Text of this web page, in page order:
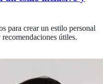
para crear un estilo personal
útiles.